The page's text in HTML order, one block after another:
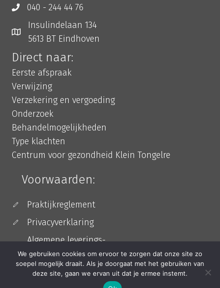
040 - 244 44 76
Insulindelaan 134
5613 BT Eindhoven
Direct naar:
Eerste afspraak
Verwijzing
Verzekering en vergoeding
Onderzoek
Behandelmogelijkheden
Type klachten
Centrum voor gezondheid Klein Tongelre
Voorwaarden:
Praktijkreglement
Privacyverklaring
Algemene leverings-
en betalingsvoorwaarden
© 2026 Podotherapie Rosielle | All Rights Reserved | Powered by
We gebruiken cookies om ervoor te zorgen dat onze site zo
soepel mogelijk draait. Als je doorgaat met het gebruiken van
deze site, gaan we ervan uit dat je ermee instemt.